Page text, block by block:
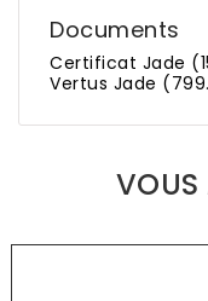
Documents
Certificat Jade
Vertus Jade
VOUS